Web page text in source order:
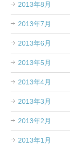
2013年8月
2013年7月
2013年6月
2013年5月
2013年4月
2013年3月
2013年2月
2013年1月